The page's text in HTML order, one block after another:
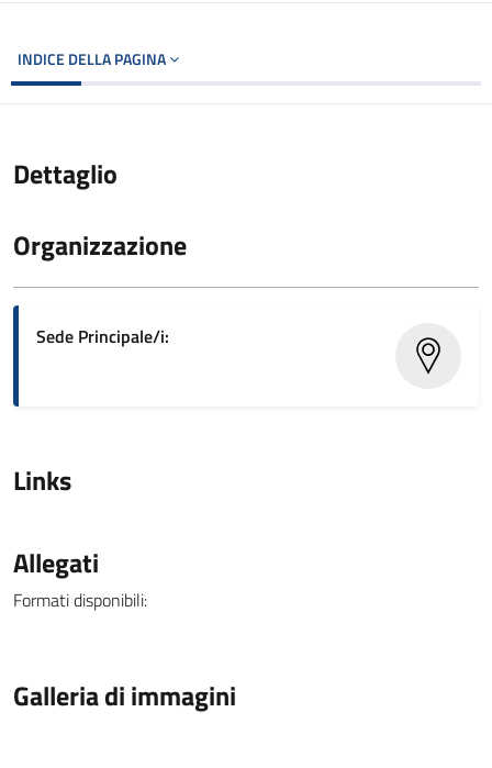
INDICE DELLA PAGINA
Dettaglio
Organizzazione
Sede Principale/i:
Links
Allegati
Formati disponibili:
Galleria di immagini